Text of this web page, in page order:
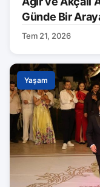
Günde Bir
Tem 21, 2026
Yaşam